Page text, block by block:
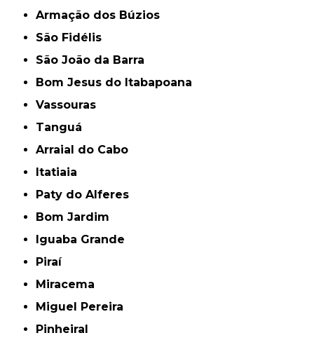
Armação dos Búzios
São Fidélis
São João da Barra
Bom Jesus do Itabapoana
Vassouras
Tanguá
Arraial do Cabo
Itatiaia
Paty do Alferes
Bom Jardim
Iguaba Grande
Piraí
Miracema
Miguel Pereira
Pinheiral